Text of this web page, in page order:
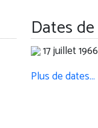
Dates de
17 juillet 1966
Plus de dates…